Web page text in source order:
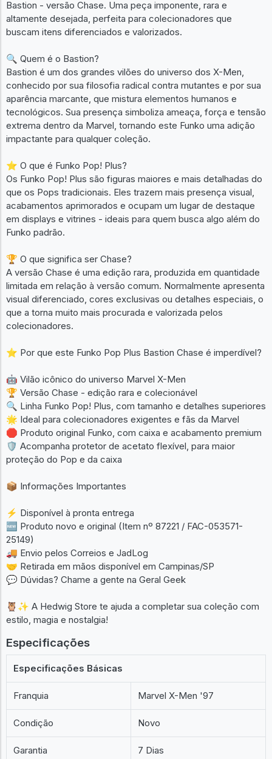
Bastion - versão Chase. Uma peça imponente, rara e
altamente desejada, perfeita para colecionadores que
buscam itens diferenciados e valorizados.
🔍 Quem é o Bastion?
Bastion é um dos grandes vilões do universo dos X-Men,
conhecido por sua filosofia radical contra mutantes e por sua
aparência marcante, que mistura elementos humanos e
tecnológicos. Sua presença simboliza ameaça, força e tensão
extrema dentro da Marvel, tornando este Funko uma adição
impactante para qualquer coleção.
⭐ O que é Funko Pop! Plus?
Os Funko Pop! Plus são figuras maiores e mais detalhadas do
que os Pops tradicionais. Eles trazem mais presença visual,
acabamentos aprimorados e ocupam um lugar de destaque
em displays e vitrines - ideais para quem busca algo além do
Funko padrão.
🏆 O que significa ser Chase?
A versão Chase é uma edição rara, produzida em quantidade
limitada em relação à versão comum. Normalmente apresenta
visual diferenciado, cores exclusivas ou detalhes especiais, o
que a torna muito mais procurada e valorizada pelos
colecionadores.
⭐ Por que este Funko Pop Plus Bastion Chase é imperdível?
🤖 Vilão icônico do universo Marvel X-Men
🏆 Versão Chase - edição rara e colecionável
🔍 Linha Funko Pop! Plus, com tamanho e detalhes superiores
🌟 Ideal para colecionadores exigentes e fãs da Marvel
🛑 Produto original Funko, com caixa e acabamento premium
🛡️ Acompanha protetor de acetato flexível, para maior
proteção do Pop e da caixa
📦 Informações Importantes
⚡ Disponível à pronta entrega
🆕 Produto novo e original (Item nº 87221 / FAC-053571-
25149)
🚚 Envio pelos Correios e JadLog
🤝 Retirada em mãos disponível em Campinas/SP
💬 Dúvidas? Chame a gente na Geral Geek
🦉✨ A Hedwig Store te ajuda a completar sua coleção com
estilo, magia e nostalgia!
Especificações
Especificações Básicas
Franquia Marvel X-Men '97
Condição Novo
Garantia 7 Dias